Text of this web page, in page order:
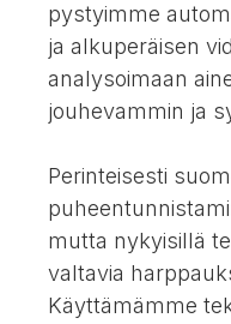
pystyimme
ja alkuperäisen
analysoimaan
jouhevammin ja
Perinteisesti
mutta nykyisillä
valtavia
Käyttämämme